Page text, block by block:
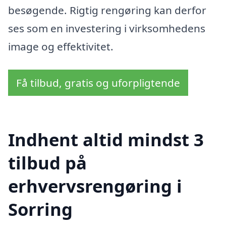
besøgende. Rigtig rengøring kan derfor
ses som en investering i virksomhedens
image og effektivitet.
Få tilbud, gratis og uforpligtende
Indhent altid mindst 3
tilbud på
erhvervsrengøring i
Sorring